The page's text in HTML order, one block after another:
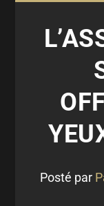
Posté par